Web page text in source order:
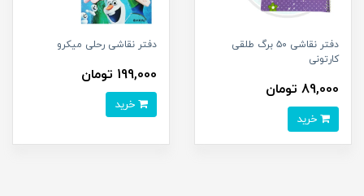
دفتر نقاشی ۵۰ برگ طلقی
کارتونی
89,000 تومان
دفتر نقاشی رحلی میکرو
199,000 تومان